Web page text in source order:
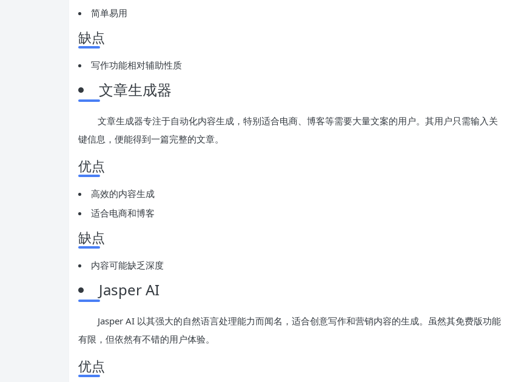
简单易用
缺点
写作功能相对辅助性质
文章生成器
文章生成器专注于自动化内容生成，特别适合电商、博客等需要大量文案的用户。其用户只需输入关
键信息，便能得到一篇完整的文章。
优点
高效的内容生成
适合电商和博客
缺点
内容可能缺乏深度
Jasper AI
Jasper AI 以其强大的自然语言处理能力而闻名，适合创意写作和营销内容的生成。虽然其免费版功能
有限，但依然有不错的用户体验。
优点